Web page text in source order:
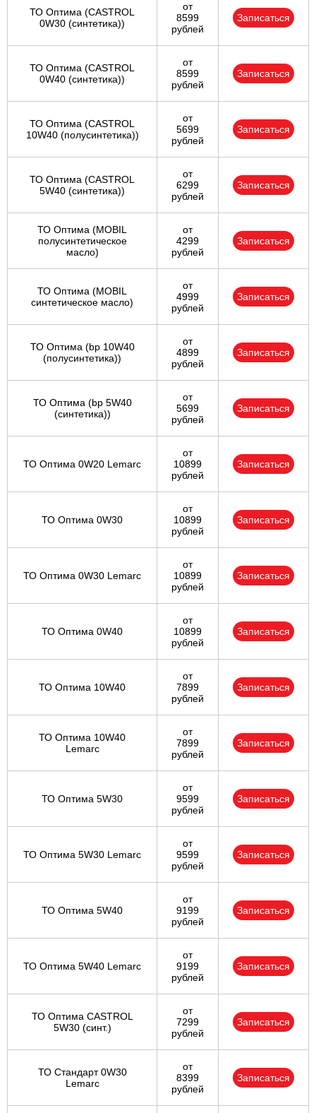
ТО Оптима (CASTROL
0W30 (синтетика))
от
8599
рублей
Записаться
ТО Оптима (CASTROL
0W40 (синтетика))
от
8599
рублей
Записаться
ТО Оптима (CASTROL
10W40 (полусинтетика))
от
5699
рублей
Записаться
ТО Оптима (CASTROL
5W40 (синтетика))
от
6299
рублей
Записаться
ТО Оптима (MOBIL
полусинтетическое
масло)
от
4299
рублей
Записаться
ТО Оптима (MOBIL
синтетическое масло)
от
4999
рублей
Записаться
ТО Оптима (bp 10W40
(полусинтетика))
от
4899
рублей
Записаться
ТО Оптима (bp 5W40
(синтетика))
от
5699
рублей
Записаться
ТО Оптима 0W20 Lemarc
от
10899
рублей
Записаться
ТО Оптима 0W30
от
10899
рублей
Записаться
ТО Оптима 0W30 Lemarc
от
10899
рублей
Записаться
ТО Оптима 0W40
от
10899
рублей
Записаться
ТО Оптима 10W40
от
7899
рублей
Записаться
ТО Оптима 10W40
Lemarc
от
7899
рублей
Записаться
ТО Оптима 5W30
от
9599
рублей
Записаться
ТО Оптима 5W30 Lemarc
от
9599
рублей
Записаться
ТО Оптима 5W40
от
9199
рублей
Записаться
ТО Оптима 5W40 Lemarc
от
9199
рублей
Записаться
ТО Оптима CASTROL
5W30 (синт.)
от
7299
рублей
Записаться
ТО Стандарт 0W30
Lemarc
от
8399
рублей
Записаться